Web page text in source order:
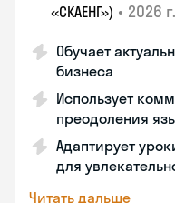
«СКАЕНГ») • 2026 г.
Обучает
бизнеса
Использует
преодоления
Адаптирует
для
Читать дальше